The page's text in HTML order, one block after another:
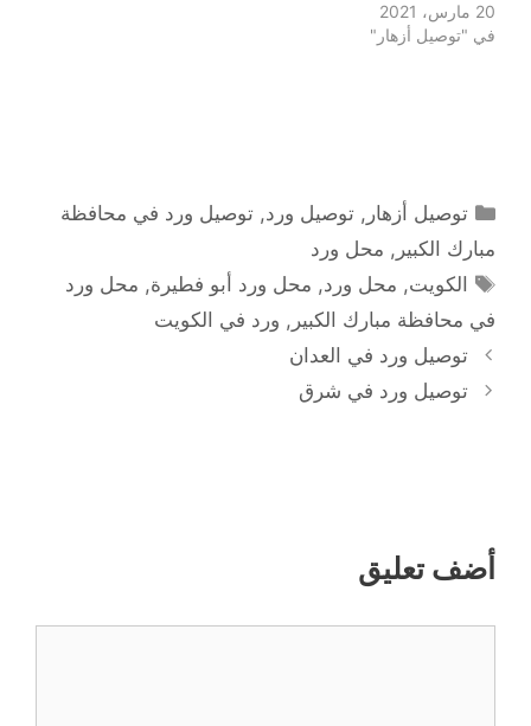
20 مارس، 2021
في "توصيل أزهار"
التصنيفات
توصيل أزهار ,توصيل ورد,توصيل ورد في محافظة
مبارك الكبير , محل ورد
الوسوم
الكويت, محل ورد, محل ورد أبو فطيرة, محل ورد
في محافظة مبارك الكبير , ورد في الكويت
توصيل ورد في العدان
توصيل ورد في شرق
أضف تعليق